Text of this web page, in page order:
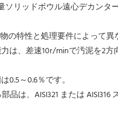
の特性と処理要件によって異
は、差速10r/minで汚泥を2方
0.5～0.6％です。
品は、AISI321 または AISI316